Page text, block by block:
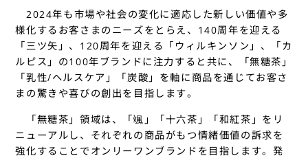
2024年も市場や社会の変化に適応した新しい価値や多
様化するお客さまのニーズをとらえ、140周年を迎える
「三ツ矢」、120周年を迎える「ウィルキンソン」、「カ
ルピス」の100年ブランドに注力すると共に、「無糖茶」
「乳性/ヘルスケア」「炭酸」を軸に商品を通じてお客さ
まの驚きや喜びの創出を目指します。
「無糖茶」領域は、「颯」「十六茶」「和紅茶」をリ
ニューアルし、それぞれの商品がもつ情緒価値の訴求を
強化することでオンリーワンブランドを目指します。発